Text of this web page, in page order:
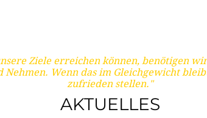
Ziele erreichen können, benötigen
Nehmen. Wenn das im Gleichgewicht
zufrieden stellen."
AKTUELLES